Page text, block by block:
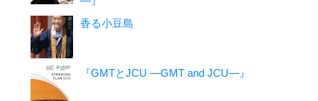
香る小豆島
『GMTとJCU ―GMT and JCU―』